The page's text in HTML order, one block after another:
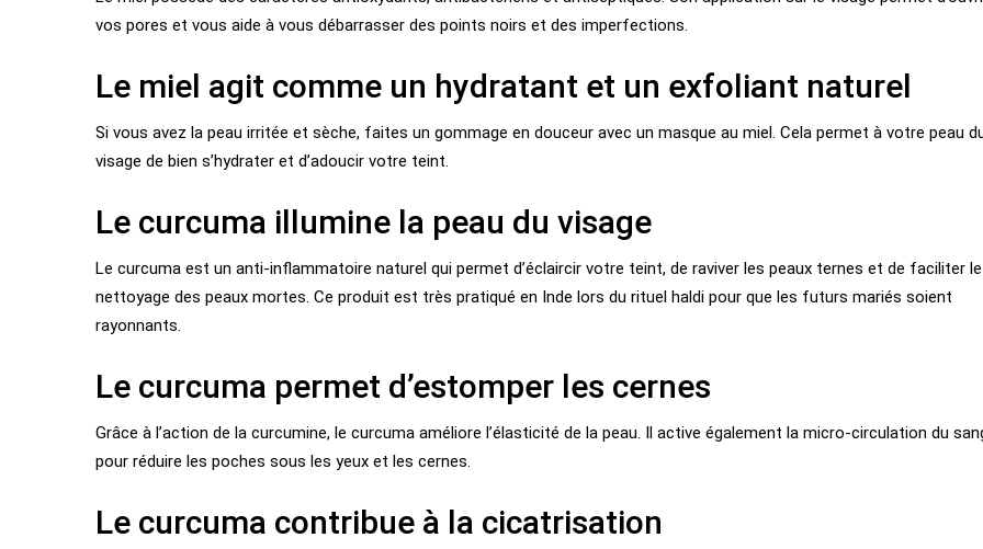
vos pores et vous aide à vous débarrasser des points noirs et des imperfections.
Le miel agit comme un hydratant et un exfoliant naturel
Si vous avez la peau irritée et sèche, faites un gommage en douceur avec un masque au miel. Cela permet à votre peau
visage de bien s’hydrater et d’adoucir votre teint.
Le curcuma illumine la peau du visage
Le curcuma est un anti-inflammatoire naturel qui permet d’éclaircir votre teint, de raviver les peaux ternes et de faciliter le
nettoyage des peaux mortes. Ce produit est très pratiqué en Inde lors du rituel haldi pour que les futurs mariés soient
rayonnants.
Le curcuma permet d’estomper les cernes
Grâce à l’action de la curcumine, le curcuma améliore l’élasticité de la peau. Il active également la micro-circulation du
pour réduire les poches sous les yeux et les cernes.
Le curcuma contribue à la cicatrisation